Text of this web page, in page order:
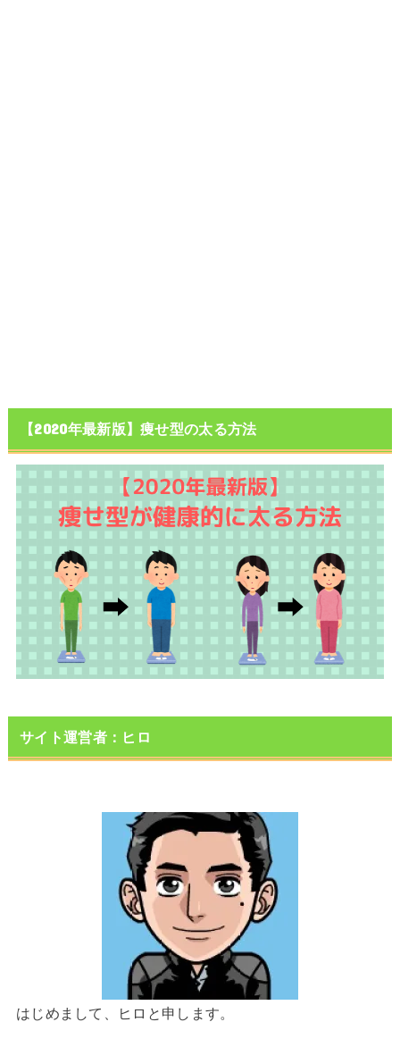
【2020年最新版】痩せ型の太る方法
サイト運営者：ヒロ
はじめまして、ヒロと申します。